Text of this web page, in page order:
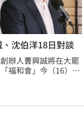
沈伯洋18日對談
辦人曹興誠將在大罷
福和會」今（16）日
頭號志工」的曹興誠
洋也會加入對談。